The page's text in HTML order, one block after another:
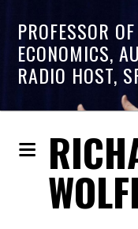
PROFESSOR OF
ECONOMICS,
RADIO HOST,